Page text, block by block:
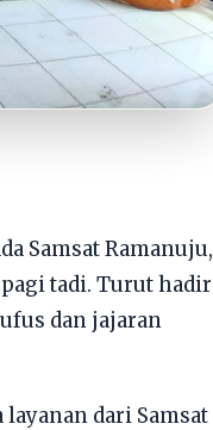
Samsat Ramanuju,
tadi. Turut hadir
dan jajaran
dari Samsat